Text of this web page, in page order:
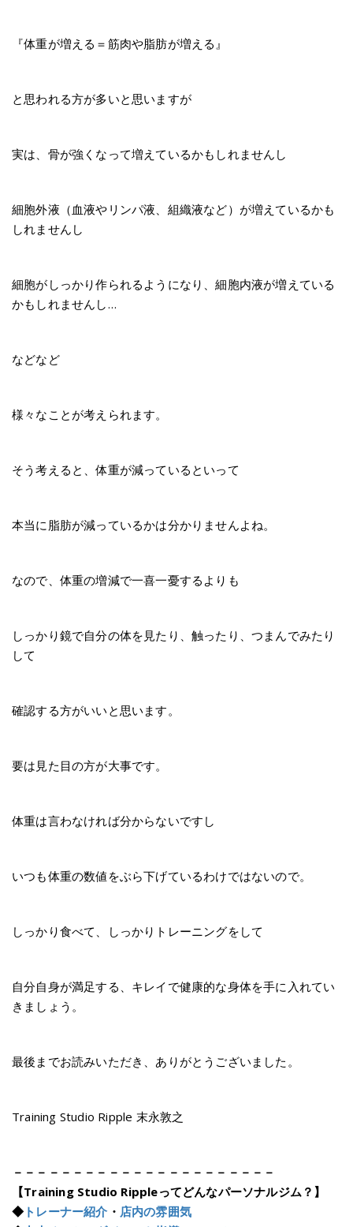
『体重が増える＝筋肉や脂肪が増える』
と思われる方が多いと思いますが
実は、骨が強くなって増えているかもしれませんし
細胞外液（血液やリンパ液、組織液など）が増えているかも
しれませんし
細胞がしっかり作られるようになり、細胞内液が増えている
かもしれませんし…
などなど
様々なことが考えられます。
そう考えると、体重が減っているといって
本当に脂肪が減っているかは分かりませんよね。
なので、体重の増減で一喜一憂するよりも
しっかり鏡で自分の体を見たり、触ったり、つまんでみたり
して
確認する方がいいと思います。
要は見た目の方が大事です。
体重は言わなければ分からないですし
いつも体重の数値をぶら下げているわけではないので。
しっかり食べて、しっかりトレーニングをして
自分自身が満足する、キレイで健康的な身体を手に入れてい
きましょう。
最後までお読みいただき、ありがとうございました。
Training Studio Ripple 末永敦之
－－－－－－－－－－－－－－－－－－－－－－
【Training Studio Rippleってどんなパーソナルジム？】
◆ トレーナー紹介 ・ 店内の雰囲気